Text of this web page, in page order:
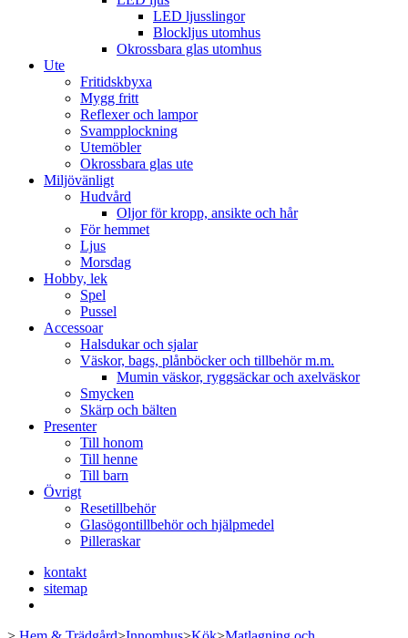
LED ljusslingor
Blockljus utomhus
Okrossbara glas utomhus
Ute
Fritidskbyxa
Mygg fritt
Reflexer och lampor
Svampplockning
Utemöbler
Okrossbara glas ute
Miljövänligt
Hudvård
Oljor för kropp, ansikte och hår
För hemmet
Ljus
Morsdag
Hobby, lek
Spel
Pussel
Accessoar
Halsdukar och sjalar
Väskor, bags, plånböcker och tillbehör m.m.
Mumin väskor, ryggsäckar och axelväskor
Smycken
Skärp och bälten
Presenter
Till honom
Till henne
Till barn
Övrigt
Resetillbehör
Glasögontillbehör och hjälpmedel
Pilleraskar
kontakt
sitemap